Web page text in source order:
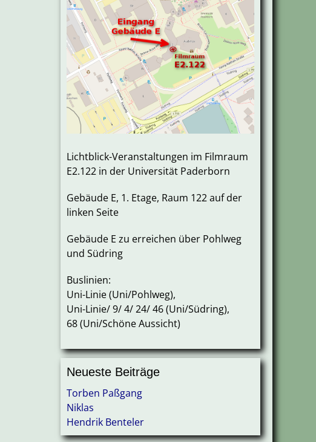
Lichtblick-Veranstaltungen im Filmraum
E2.122 in der Universität Paderborn
Gebäude E, 1. Etage, Raum 122 auf der
linken Seite
Gebäude E zu erreichen über Pohlweg
und Südring
Buslinien:
Uni-Linie (Uni/Pohlweg),
Uni-Linie/ 9/ 4/ 24/ 46 (Uni/Südring),
68 (Uni/Schöne Aussicht)
Neueste Beiträge
Torben Paßgang
Niklas
Hendrik Benteler